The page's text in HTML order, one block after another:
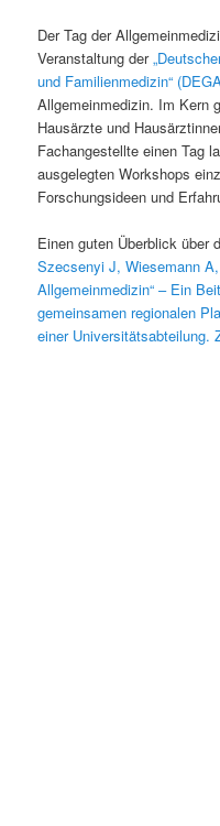
Der Tag der
Veranstaltung der
und Familienmedizin“
Allgemeinmedizin. Im Kern
Hausärzte und
Fachangestellte einen Tag
ausgelegten Workshops
Forschungsideen und
Einen guten Überblick über
Szecsenyi J, Wiesemann
Allgemeinmedizin“ – Ein
gemeinsamen regionalen
einer Universitätsabteilung.